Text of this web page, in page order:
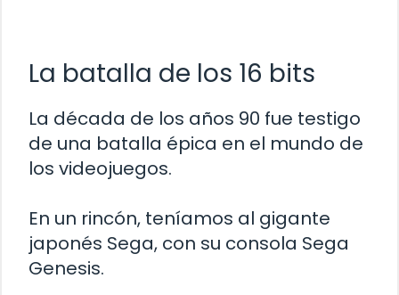
La batalla de los 16 bits
La década de los años 90 fue testigo
de una batalla épica en el mundo de
los videojuegos.
En un rincón, teníamos al gigante
japonés Sega, con su consola Sega
Genesis.